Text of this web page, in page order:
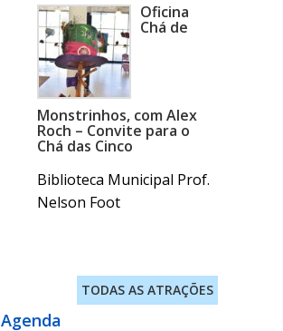
Oficina
Chá de
Monstrinhos, com Alex
Roch – Convite para o
Chá das Cinco
Biblioteca Municipal Prof.
Nelson Foot
TODAS AS ATRAÇÕES
Agenda